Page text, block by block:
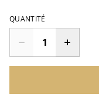
QUANTITÉ